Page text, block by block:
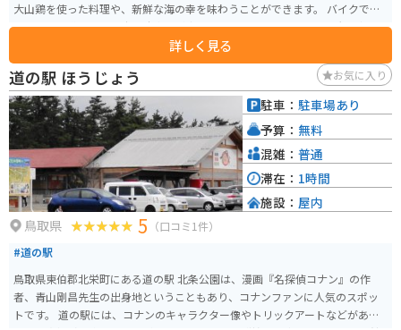
大山鶏を使った料理や、新鮮な海の幸を味わうことができます。 バイクで訪
れる場合、道の駅には広い駐車場が完備されているので安心です。大山方面
へ続くワインディングロードは、景色も良くツーリングにも最適です。周辺
には、大山まきばみるくの里や、木谷ワイン工房など、観光スポットも充実
しています。鳥取県西部を訪れた際には、ぜひ道の駅 はわい に立ち寄ってみ
てください。
詳しく見る
道の駅 ほうじょう お気に入り
鳥取県 5 （口コミ1件）
#道の駅
鳥取県東伯郡北栄町にある道の駅 北条公園は、漫画『名探偵コナン』の作
者、青山剛昌先生の出身地ということもあり、コナンファンに人気のスポッ
トです。 道の駅には、コナンのキャラクター像やトリックアートなどがあ
駐車： 駐車場あり
予算： 無料
混雑： 普通
滞在： 1時間
施設： 屋内